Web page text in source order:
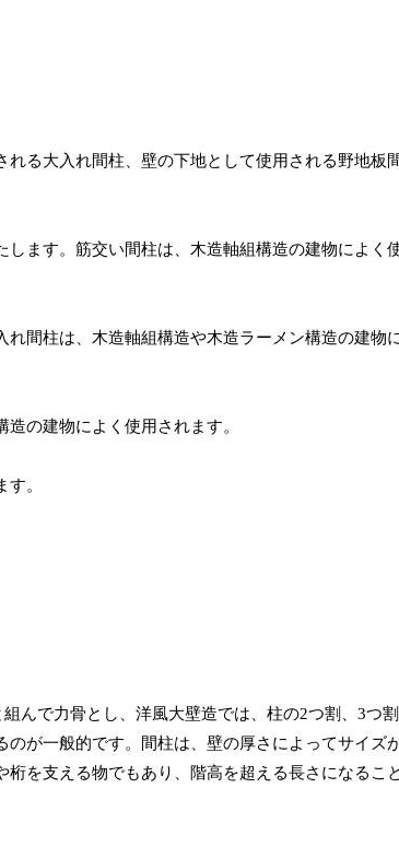
る大入れ間柱、壁の下地として使用される野地板
ます。筋交い間柱は、木造軸組構造の建物によく
間柱は、木造軸組構造や木造ラーメン構造の建物
の建物によく使用されます。
。
んで力骨とし、洋風大壁造では、柱の2つ割、3つ
が一般的です。間柱は、壁の厚さによってサイズ
を支える物でもあり、階高を超える長さになるこ